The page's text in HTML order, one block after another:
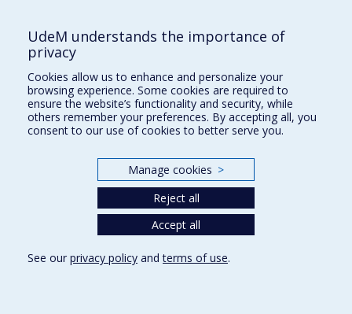
Who does what?
Find us
Site map
Accessibility
UdeM understands the importance of
privacy
Cookies allow us to enhance and personalize your
browsing experience. Some cookies are required to
ensure the website’s functionality and security, while
others remember your preferences. By accepting all, you
consent to our use of cookies to better serve you.
Manage cookies >
Reject all
Accept all
See our privacy policy andterms of use.